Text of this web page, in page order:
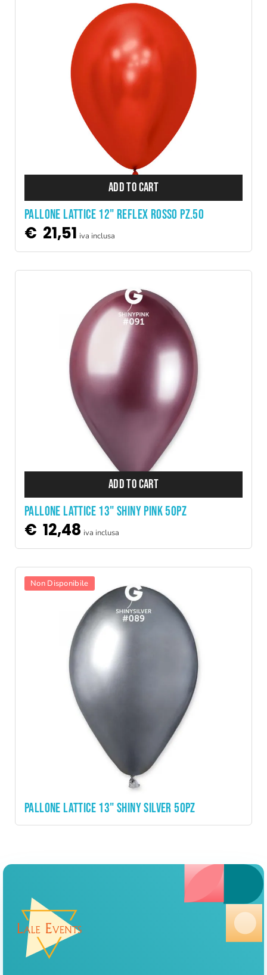
ADD TO CART
PALLONE LATTICE 12" REFLEX ROSSO PZ.50
€ 21,51 iva inclusa
ADD TO CART
PALLONE LATTICE 13" SHINY PINK 50PZ
€ 12,48 iva inclusa
Non Disponibile
PALLONE LATTICE 13" SHINY SILVER 50PZ